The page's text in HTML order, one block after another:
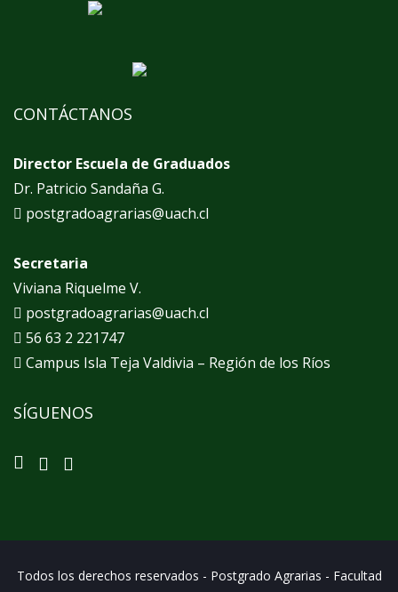
CONTÁCTANOS
Director Escuela de Graduados
Dr. Patricio Sandaña G.
postgradoagrarias@uach.cl
Secretaria
Viviana Riquelme V.
postgradoagrarias@uach.cl
56 63 2 221747
Campus Isla Teja Valdivia – Región de los Ríos
SÍGUENOS
Todos los derechos reservados - Postgrado Agrarias - Facultad